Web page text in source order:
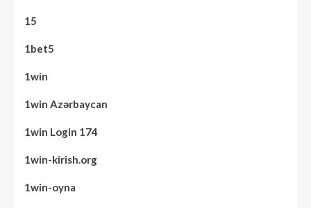
15
1bet5
1win
1win Azərbaycan
1win Login 174
1win-kirish.org
1win-oyna